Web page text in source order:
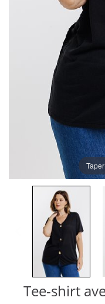
Tee-shirt